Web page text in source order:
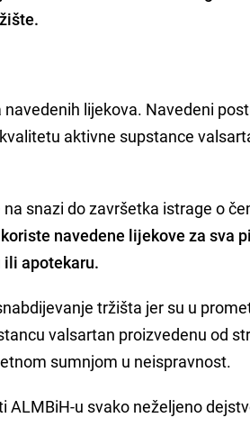
lijekova. Navedeni
aktivne supstance
snazi do završetka istrage o
navedene lijekove za sva
apotekaru.
tržišta jer su u
valsartan proizvedenu od
sumnjom u neispravnost.
u svako neželjeno